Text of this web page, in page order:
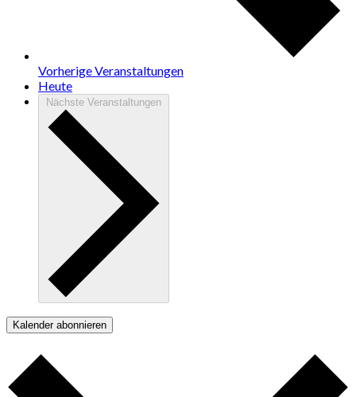
VorherigeVeranstaltungen
Heute
Nächste Veranstaltungen
Kalender abonnieren